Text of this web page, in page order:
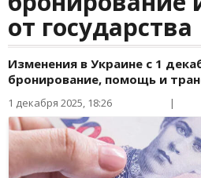
от государства
Изменения в Украине с 1
бронирование, помощь и
1 декабря 2025, 18:26 |